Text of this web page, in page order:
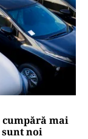
mai
noi